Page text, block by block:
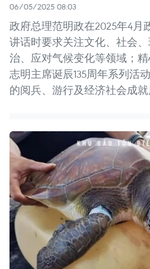
06/05/2025 08:03
政府总理范明政在2025年4月
讲话时要求关注文化、社会
治、应对气候变化等领域；
志明主席诞辰135周年系列活
的阅兵、游行及经济社会成就